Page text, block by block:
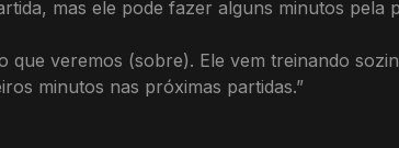
mas ele pode fazer alguns minutos pela
que veremos (sobre). Ele vem treinando
minutos nas próximas partidas.”